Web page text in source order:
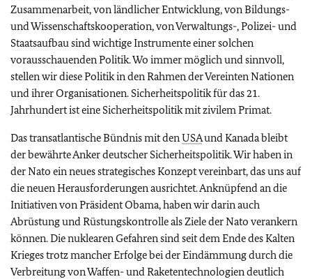
Zusammenarbeit, von ländlicher Entwicklung, von Bildungs-
und Wissenschaftskooperation, von Verwaltungs-, Polizei- und
Staatsaufbau sind wichtige Instrumente einer solchen
vorausschauenden Politik. Wo immer möglich und sinnvoll,
stellen wir diese Politik in den Rahmen der Vereinten Nationen
und ihrer Organisationen. Sicherheitspolitik für das 21.
Jahrhundert ist eine Sicherheitspolitik mit zivilem Primat.
Das transatlantische Bündnis mit denUSAund Kanada bleibt
der bewährte Anker deutscher Sicherheitspolitik. Wir haben in
der Nato ein neues strategisches Konzept vereinbart, das uns auf
die neuen Herausforderungen ausrichtet. Anknüpfend an die
Initiativen von Präsident Obama, haben wir darin auch
Abrüstung und Rüstungskontrolle als Ziele der Nato verankern
können. Die nuklearen Gefahren sind seit dem Ende des Kalten
Krieges trotz mancher Erfolge bei der Eindämmung durch die
Verbreitung von Waffen- und Raketentechnologien deutlich